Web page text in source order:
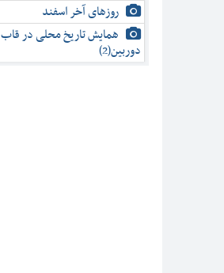
روزهای آخر اسفند
همایش تاریخ محلی در قاب
دوربین(2)